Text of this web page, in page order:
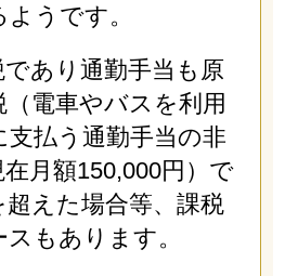
うです。
あり通勤手当も原
電車やバスを利用
支払う通勤手当の非
月額150,000円）で
えた場合等、課税
もあります。